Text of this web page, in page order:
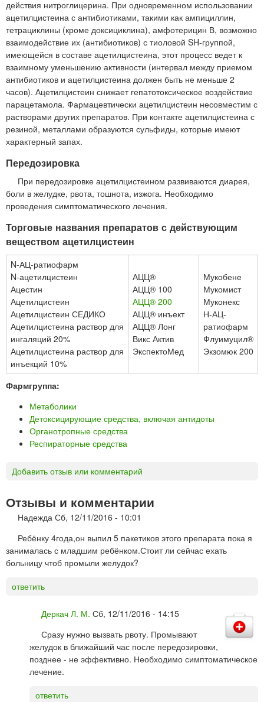
действия нитроглицерина. При одновременном использовании
ацетилцистеина с антибиотиками, такими как ампициллин,
тетрациклины (кроме доксициклина), амфотерицин В, возможно
взаимодействие их (антибиотиков) с тиоловой SH-группой,
имеющейся в составе ацетилцистеина, этот процесс ведет к
взаимному уменьшению активности (интервал между приемом
антибиотиков и ацетилцистеина должен быть не меньше 2
часов). Ацетилцистеин снижает гепатотоксическое воздействие
парацетамола. Фармацевтически ацетилцистеин несовместим с
растворами других препаратов. При контакте ацетилцистеина с
резиной, металлами образуются сульфиды, которые имеют
характерный запах.
Передозировка
При передозировке ацетилцистеином развиваются диарея,
боли в желудке, рвота, тошнота, изжога. Необходимо
проведения симптоматического лечения.
Торговые названия препаратов с действующим
веществом ацетилцистеин
N-АЦ-ратиофарм
N-ацетилцистеин
Ацестин
Ацетилцистеин
Ацетилцистеин СЕДИКО
Ацетилцистеина раствор для
ингаляций 20%
Ацетилцистеина раствор для
инъекций 10%
АЦЦ®
АЦЦ® 100
АЦЦ® 200
АЦЦ® инъект
АЦЦ® Лонг
Викс Актив
ЭкспектоМед
Мукобене
Мукомист
Муконекс
Н-АЦ-
ратиофарм
Флуимуцил®
Экзомюк 200
Фармгруппа:
Метаболики
Детоксицирующие средства, включая антидоты
Органотропные средства
Респираторные средства
Добавить отзыв или комментарий
Отзывы и комментарии
Надежда Сб, 12/11/2016 - 10:01
Ребёнку 4года,он выпил 5 пакетиков этого препарата пока я
занималась с младшим ребёнком.Стоит ли сейчас ехать
больницу чтоб промыли желудок?
ответить
Деркач Л. М. Сб, 12/11/2016 - 14:15
Сразу нужно вызвать рвоту. Промывают
желудок в ближайший час после передозировки,
позднее - не эффективно. Необходимо симптоматическое
лечение.
ответить